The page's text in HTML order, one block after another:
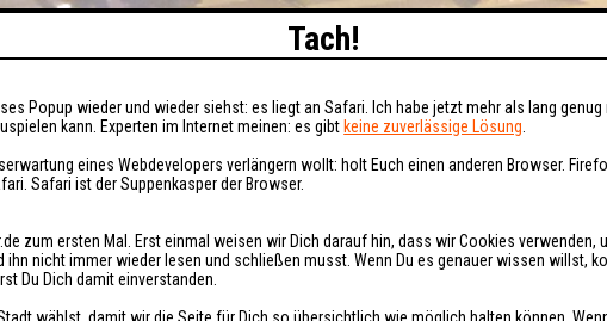
Tach!
Popup wieder und wieder siehst: es liegt an Safari. Ich habe jetzt mehr als lang
kann. Experten im Internet meinen: es gibt keine zuverlässige Lösung
eines Webdevelopers verlängern wollt: holt Euch einen anderen Browser.
Safari ist der Suppenkasper der Browser.
zum ersten Mal. Erst einmal weisen wir Dich darauf hin, dass wir Cookies
ihn nicht immer wieder lesen und schließen musst. Wenn Du es genauer wissen willst,
Du Dich damit einverstanden.